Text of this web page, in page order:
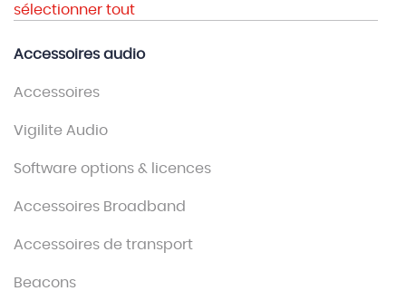
sélectionner tout
Accessoires audio
Accessoires
Vigilite Audio
Software options & licences
Accessoires Broadband
Accessoires de transport
Beacons